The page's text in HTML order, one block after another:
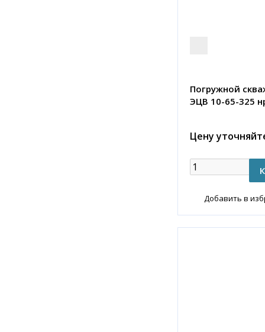
Погружной
ЭЦВ 10-65-325
Цену
Добавить в